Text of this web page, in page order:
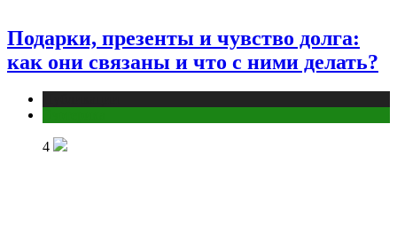
Подарки, презенты и чувство долга:
как они связаны и что с ними делать?
4